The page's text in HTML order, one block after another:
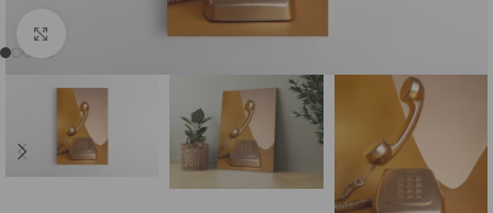
Spustelėkite, norėdami padidinti